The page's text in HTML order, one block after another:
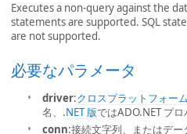
Executes a non-query against the
statements are supported. SQL
are not supported.
必要なパラメータ
driver:クロスプラットフォー
名、 .NET 版ではADO.NET プロ
conn:接続文字列、またはデー